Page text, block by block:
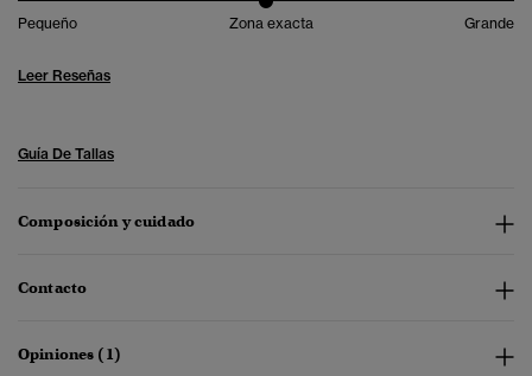
Pequeño Zona exacta Grande
Leer Reseñas
Guía De Tallas
Composición y cuidado
Contacto
Opiniones (1)